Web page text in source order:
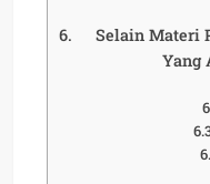
Selain Materi
Yang